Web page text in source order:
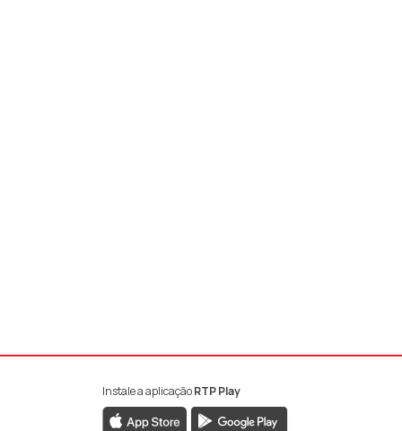
da RTP Antena 1
da RTP Antena 1
YouTube da RTP Antena 1
Instale a aplicaçãoRTP Play